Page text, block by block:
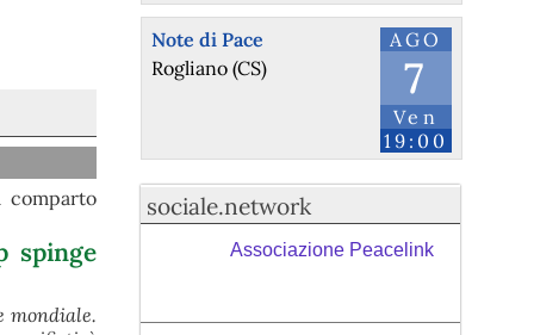
spinge
mondiale.
AGO
7
Ven
19:00
Note di Pace
Rogliano (CS)
sociale.network
Associazione Peacelink